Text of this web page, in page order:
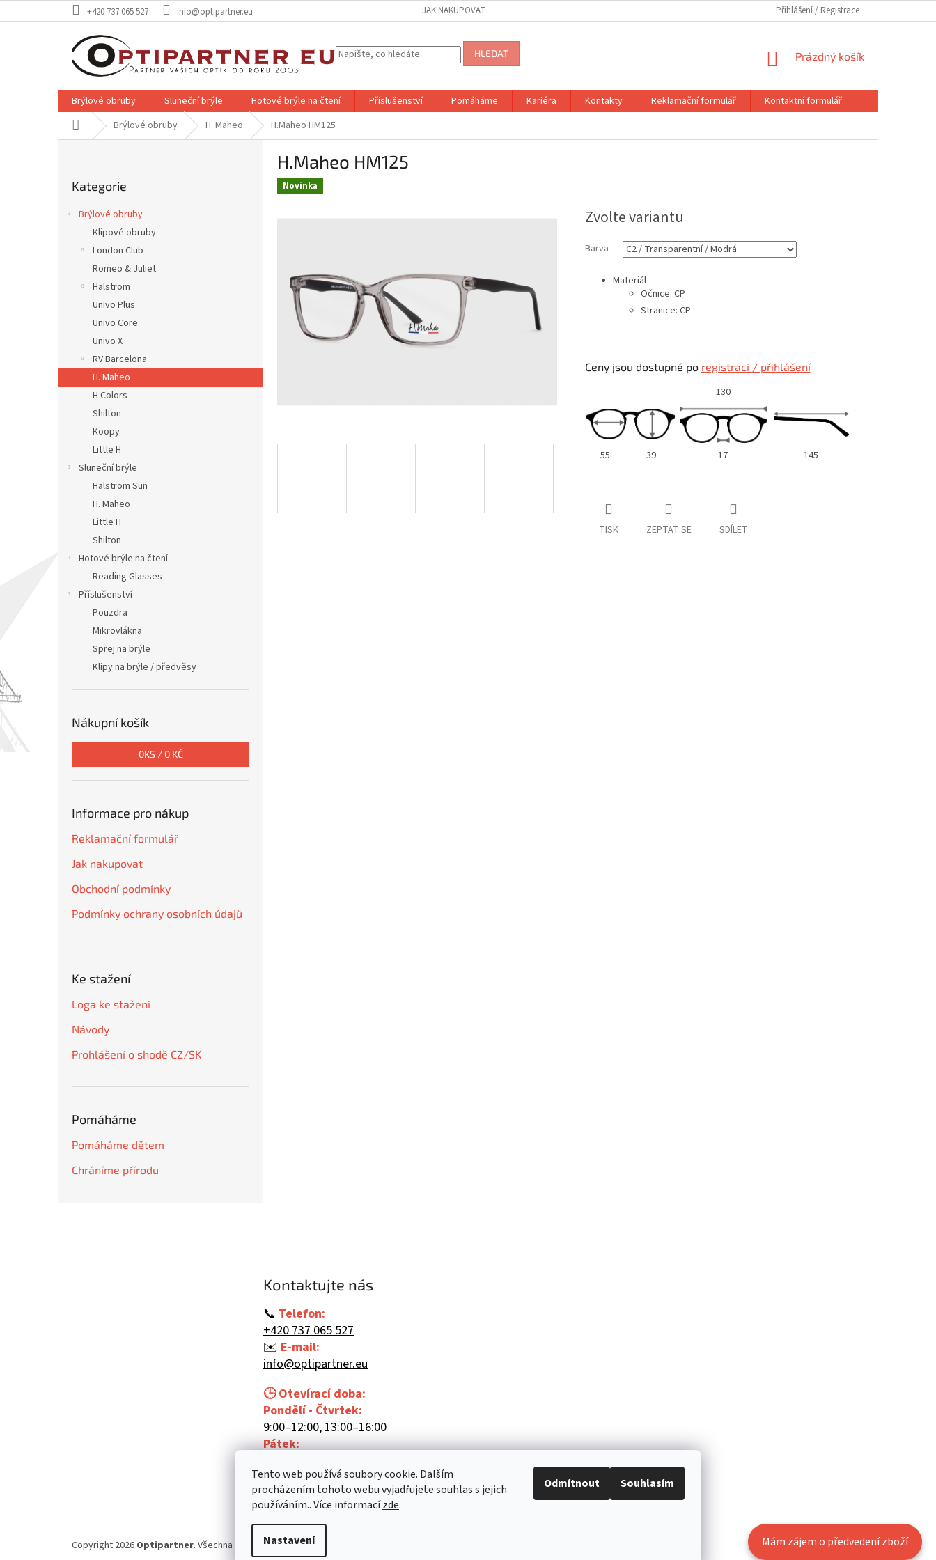
Mám zájem o předvedení zboží
Tento web používá soubory cookie. Dalším
procházením tohoto webu vyjadřujete souhlas s jejich
používáním.. Více informacízde.
Nastavení
Odmítnout Souhlasím
na
+420 737 065 527 info@optipartner.eu JAK NAKUPOVAT Přihlášení
HLEDAT
NÁKUPNÍ
Prázdný košík
Brýlové obruby Sluneční brýle Hotové brýle na čtení Příslušenství Pomáháme Kariéra Kontakty Reklamační formulář
Kontaktní formulář
Domů Brýlové obruby H. Maheo H.Maheo HM125
kategorie
Kategorie
Brýlové obruby
Klipové obruby
London Club
Romeo & Juliet
Halstrom
Univo Plus
Univo Core
Univo X
RV Barcelona
H. Maheo
H Colors
Shilton
Koopy
Little H
Sluneční brýle
Halstrom Sun
H. Maheo
Little H
Shilton
Hotové brýle na čtení
Reading Glasses
Příslušenství
Pouzdra
Mikrovlákna
Sprej na brýle
Klipy na brýle / předvěsy
Nákupní košík
0KS / 0 KČ
Informace pro nákup
Reklamační formulář
Jak nakupovat
Obchodní podmínky
Podmínky ochrany osobních údajů
Ke stažení
Loga ke stažení
Návody
Prohlášení o shodě CZ/SK
Pomáháme
Pomáháme dětem
Chráníme přírodu
H.Maheo HM125
Novinka
Zvolte variantu
Barva
Materiál
Očnice: CP
Stranice: CP
Ceny jsou dostupné po registraci / přihlášení
130
55 39 17 145
TISK ZEPTAT SE SDÍLET
Kontaktujte nás
📞 Telefon:
+420 737 065 527
✉️ E-mail:
info@optipartner.eu
🕒 Otevírací doba:
Pondělí - Čtvrtek:
9:00–12:00, 13:00–16:00
Pátek:
Vytvořil Shoptet
Copyright 2026 Optipartner. Všechna práva vyhrazena.Upravit nastavení cookies